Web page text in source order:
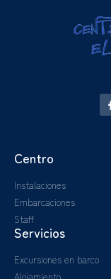
Centro
Instalaciones
Embarcaciones
Staff
Servicios
Excursiones en barco